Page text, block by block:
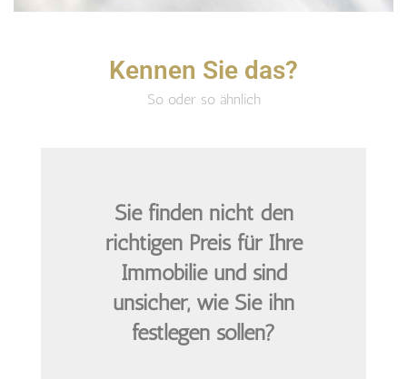
Kennen Sie das?
So oder so ähnlich
Sie finden nicht den
richtigen Preisfür Ihre
Immobilie und sind
unsicher, wie Sie ihn
festlegen sollen?